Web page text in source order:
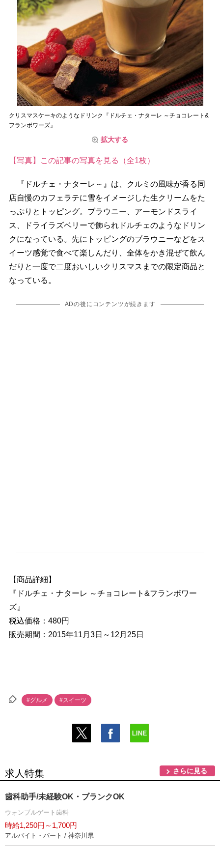
クリスマスケーキのようなドリンク『ドルチェ・ナターレ ～チョコレート&
フランボワーズ』
拡大する
【写真】この記事の写真を見る（全1枚）
『ドルチェ・ナターレ～』は、クルミの風味が香る同
店自慢のカフェラテに雪をイメージした生クリームをた
っぷりとトッピング。ブラウニー、アーモンドスライ
ス、ドライラズベリーで飾られドルチェのようなドリン
クになっている。先にトッピングのブラウニーなどをス
イーツ感覚で食べて楽しんだり、全体をかき混ぜて飲ん
だりと一度で二度おいしいクリスマスまでの限定商品と
なっている。
ADの後にコンテンツが続きます
【商品詳細】
『ドルチェ・ナターレ ～チョコレート&フランボワー
ズ』
税込価格：480円
販売期間：2015年11月3日～12月25日
#グルメ #スイーツ
求人特集 さらに見る
歯科助手/未経験OK・ブランクOK
ウォンブルゲート歯科
時給1,250円～1,700円
アルバイト・パート / 神奈川県